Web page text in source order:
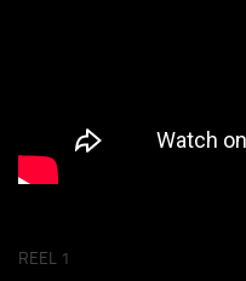
REEL 1